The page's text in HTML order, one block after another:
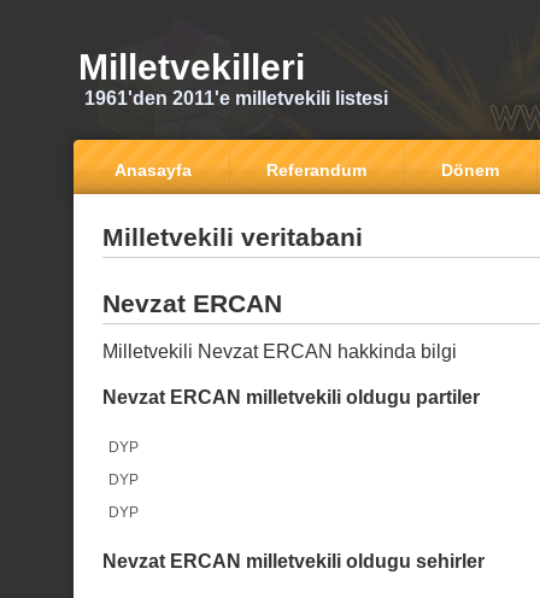
Milletvekilleri
1961'den 2011'e milletvekili listesi
Anasayfa Referandum Dönem
Milletvekili veritabani
Nevzat ERCAN
Milletvekili Nevzat ERCAN hakkinda bilgi
Nevzat ERCAN milletvekili oldugu partiler
DYP
DYP
DYP
Nevzat ERCAN milletvekili oldugu sehirler